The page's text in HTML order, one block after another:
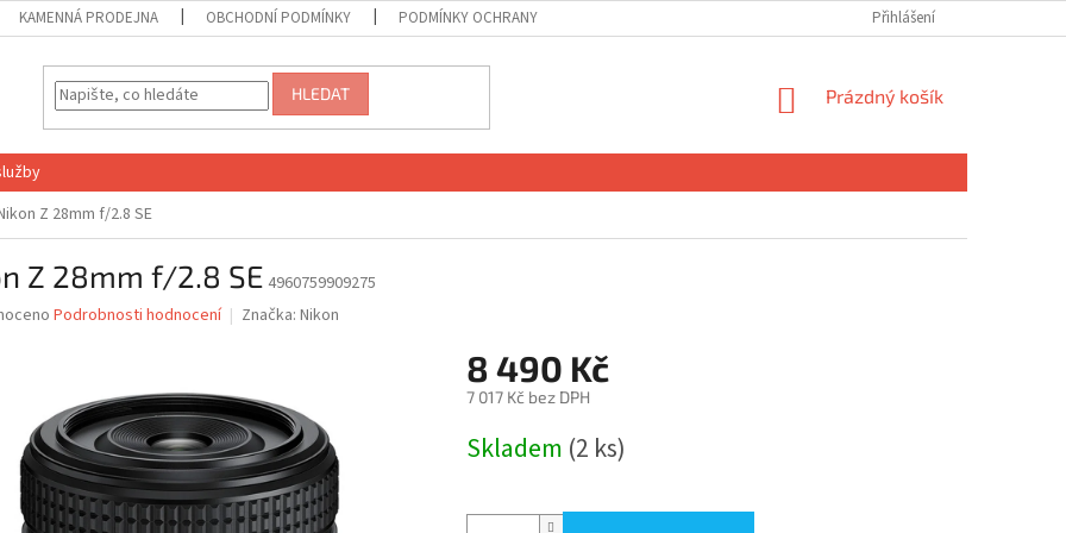
KAMENNÁ PRODEJNA OBCHODNÍ PODMÍNKY PODMÍNKY OCHRANY OSOBNÍCH ÚDAJŮ Přihlášení
HLEDAT
NÁKUPNÍ
Prázdný košík
Z 28mm f/2.8 SE
Z 28mm f/2.8 SE 4960759909275
Podrobnosti hodnocení Značka: Nikon
8 490 Kč
7 017 Kč bez DPH
cena:
Skladem (2 ks)